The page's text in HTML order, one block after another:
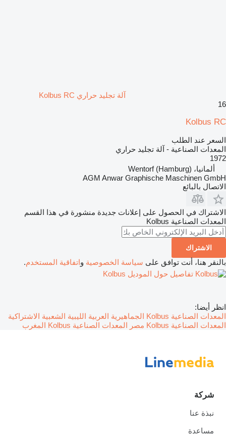
آلة تجليد حراري Kolbus RC
16
Kolbus RC
السعر عند الطلب
المعدات الصناعية - آلة تجليد حراري
1972
ألمانيا، Wentorf (Hamburg)
AGM Anwar Graphische Maschinen GmbH
الاتصال بالبائع
الاشتراك في الحصول على إعلانات جديدة منشورة في هذا القسم
المعدات الصناعية Kolbus
الاشتراك
بالنقر هنا، أنت توافق على سياسة الخصوصية واتفاقية المستخدم.
تفاصيل حول الموديل Kolbus
انظر أيضا:
المعدات الصناعية Kolbus الجماهيرية العربية الليبية الشعبية الاشتراكية
المعدات الصناعية Kolbus مصر
المعدات الصناعية Kolbus المغرب
شركة
نبذة عنا
مساعدة